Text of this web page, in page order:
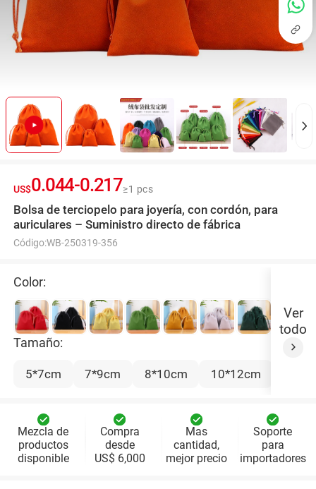
US$0.044-0.217≥1 pcs
Bolsa de terciopelo para joyería, con cordón, para
auriculares – Suministro directo de fábrica
Código:WB-250319-356
Color:
Tamaño:
5*7cm 7*9cm 8*10cm 10*12cm
Ver
todo
Mezcla de
productos
disponible
Compra
desde
US$ 6,000
Mas
cantidad,
mejor precio
Soporte
para
importadores